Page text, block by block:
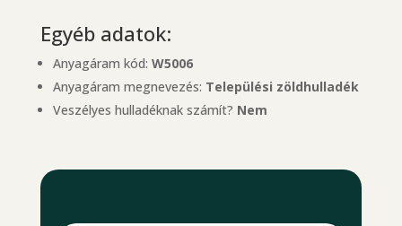
Egyéb adatok:
Anyagáram kód: W5006
Anyagáram megnevezés: Települési zöldhulladék
Veszélyes hulladéknak számít? Nem